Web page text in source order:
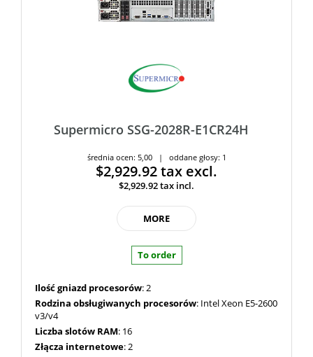
Supermicro SSG-2028R-E1CR24H
średnia ocen: 5,00 | oddane głosy: 1
$2,929.92tax excl.
$2,929.92tax incl.
MORE
To order
Ilość gniazd procesorów: 2
Rodzina obsługiwanych procesorów: Intel Xeon E5-2600
v3/v4
Liczba slotów RAM: 16
Złącza internetowe: 2